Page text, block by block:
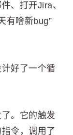
、打开Jira、
有啥新bug”
好了一个循
。它的触发
令，调用了